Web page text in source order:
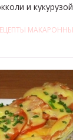
и кукурузой